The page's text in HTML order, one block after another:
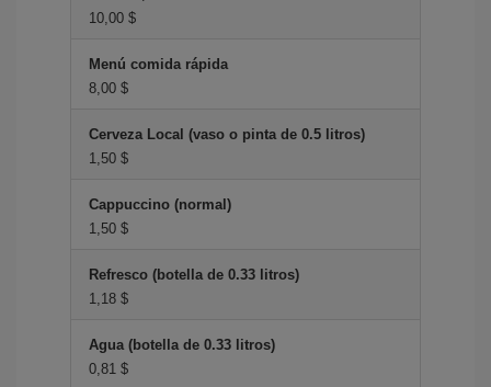
10,00 $
Menú comida rápida
8,00 $
Cerveza Local (vaso o pinta de 0.5 litros)
1,50 $
Cappuccino (normal)
1,50 $
Refresco (botella de 0.33 litros)
1,18 $
Agua (botella de 0.33 litros)
0,81 $